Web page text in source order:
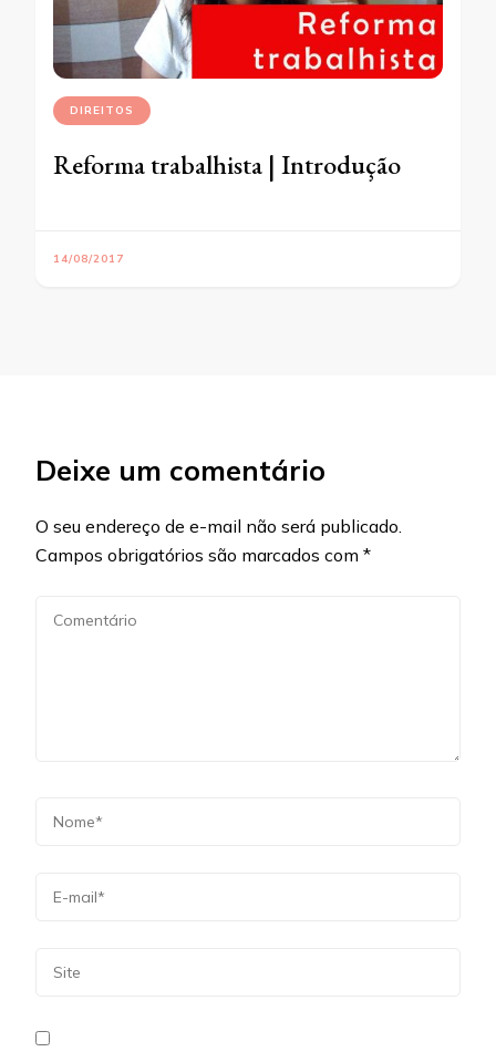
DIREITOS
Reforma trabalhista | Introdução
14/08/2017
Deixe um comentário
O seu endereço de e-mail não será publicado.
Campos obrigatórios são marcados com *